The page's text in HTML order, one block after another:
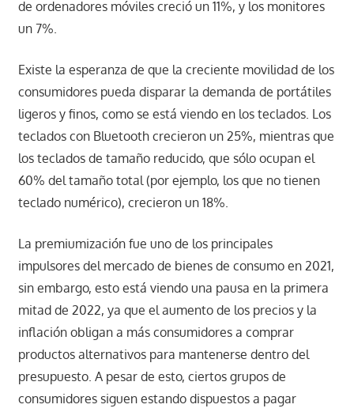
de ordenadores móviles creció un 11%, y los monitores
un 7%.
Existe la esperanza de que la creciente movilidad de los
consumidores pueda disparar la demanda de portátiles
ligeros y finos, como se está viendo en los teclados. Los
teclados con Bluetooth crecieron un 25%, mientras que
los teclados de tamaño reducido, que sólo ocupan el
60% del tamaño total (por ejemplo, los que no tienen
teclado numérico), crecieron un 18%.
La premiumización fue uno de los principales
impulsores del mercado de bienes de consumo en 2021,
sin embargo, esto está viendo una pausa en la primera
mitad de 2022, ya que el aumento de los precios y la
inflación obligan a más consumidores a comprar
productos alternativos para mantenerse dentro del
presupuesto. A pesar de esto, ciertos grupos de
consumidores siguen estando dispuestos a pagar